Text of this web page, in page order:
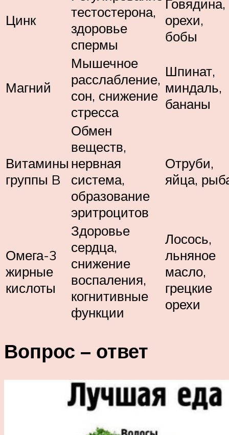
Цинк
тестостерона,
здоровье
спермы
Говядина,
орехи,
бобы
Магний
Мышечное
расслабление,
сон, снижение
стресса
Шпинат,
миндаль,
бананы
Витамины
группы B
Обмен
веществ,
нервная
система,
образование
эритроцитов
Отруби,
яйца,
Омега-3
жирные
кислоты
Здоровье
сердца,
снижение
воспаления,
когнитивные
функции
Лосось,
льняное
масло,
грецкие
орехи
Вопрос – ответ